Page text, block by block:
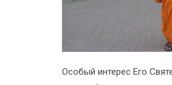
Особый интерес Его